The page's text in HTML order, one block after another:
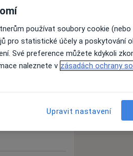
pro
žluté zimnici)
prohlídky)
nemocné
vyzvednutí
ze
používat soubory cookie (nebo
pro statistické účely a poskytování
Své preference můžete kdykoli
naleznete v zásadách ochrany
Upravit nastavení